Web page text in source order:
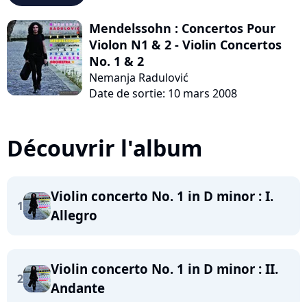
Mendelssohn : Concertos Pour
Violon N1 & 2 - Violin Concertos
No. 1 & 2
Nemanja Radulović
Date de sortie: 10 mars 2008
Découvrir l'album
1
Violin concerto No. 1 in D minor : I.
Allegro
2
Violin concerto No. 1 in D minor : II.
Andante